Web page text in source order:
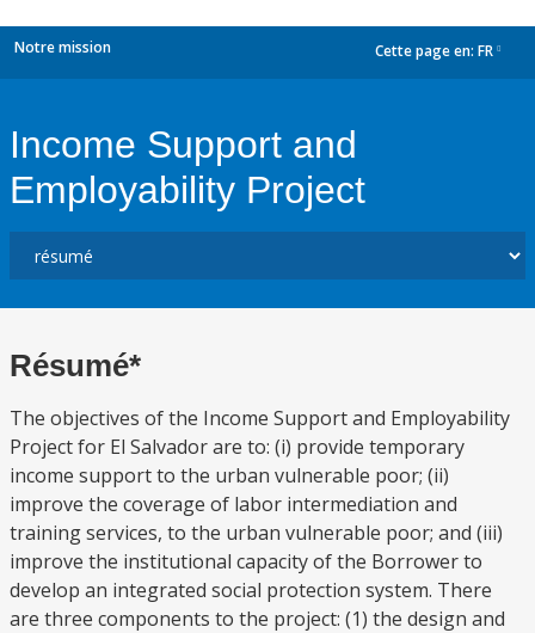
Notre mission Cette page en: FR
Income Support and
Employability Project
Résumé*
The objectives of the Income Support and Employability
Project for El Salvador are to: (i) provide temporary
income support to the urban vulnerable poor; (ii)
improve the coverage of labor intermediation and
training services, to the urban vulnerable poor; and (iii)
improve the institutional capacity of the Borrower to
develop an integrated social protection system. There
are three components to the project: (1) the design and